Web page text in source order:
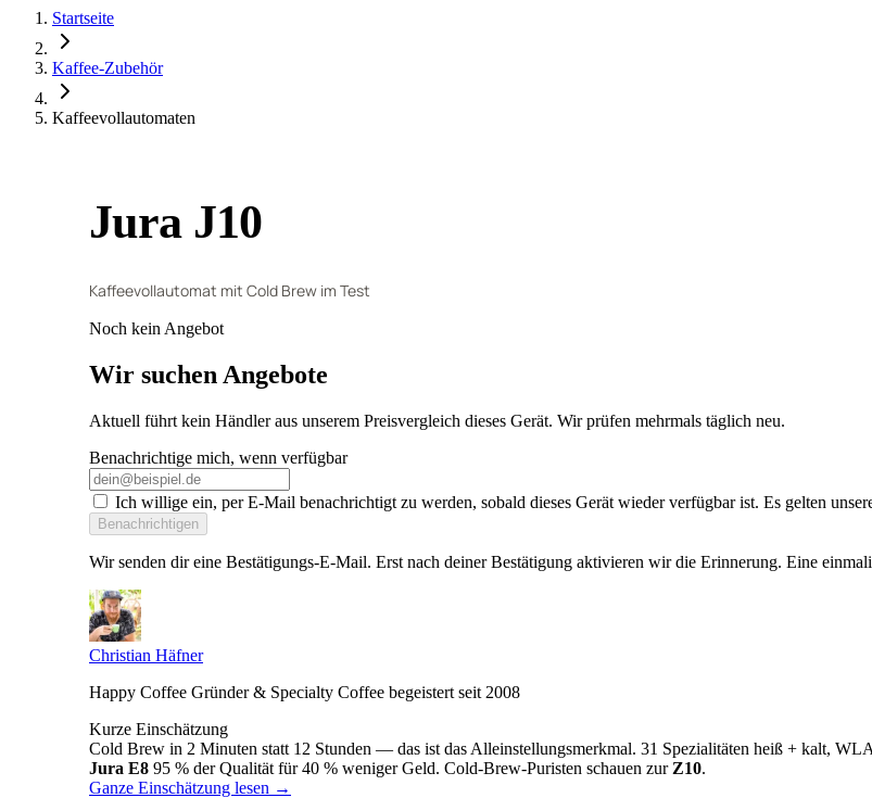
Startseite
Kaffee-Zubehör
Kaffeevollautomaten
Jura J10
Kaffeevollautomat mit Cold Brew im Test
Noch kein Angebot
Wir suchen Angebote
Aktuell führt kein Händler aus unserem Preisvergleich dieses Gerät. Wir prüfen mehrmals täglich neu.
Benachrichtige mich, wenn verfügbar
Ich willige ein, per E-Mail benachrichtigt zu werden, sobald dieses Gerät wieder verfügbar ist. Es gelten
Benachrichtigen
Wir senden dir eine Bestätigungs-E-Mail. Erst nach deiner Bestätigung aktivieren wir die Erinnerung. Eine
Christian Häfner
Happy Coffee Gründer & Specialty Coffee begeistert seit 2008
Kurze Einschätzung
Cold Brew in 2 Minuten statt 12 Stunden — das ist das Alleinstellungsmerkmal. 31 Spezialitäten heiß + kalt,
Jura E8 95 % der Qualität für 40 % weniger Geld. Cold-Brew-Puristen schauen zur Z10.
Ganze Einschätzung lesen →